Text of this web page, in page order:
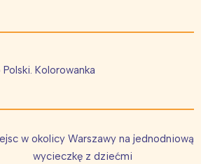
Polski. Kolorowanka
w okolicy Warszawy na jednodniową
wycieczkę z dziećmi